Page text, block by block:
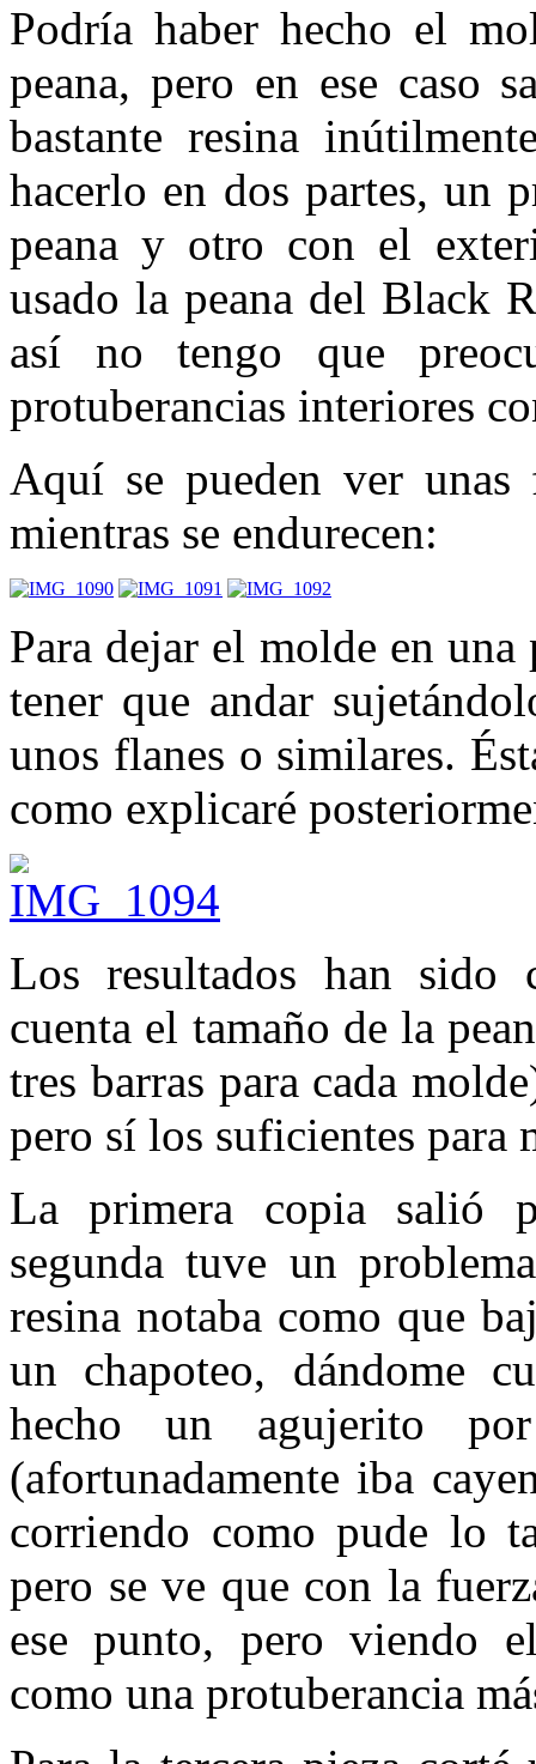
Podría haber hecho el
peana, pero en ese caso
bastante resina
hacerlo en dos partes, un
peana y otro con el
usado la peana del Black
así no tengo que
protuberancias interiores
Aquí se pueden ver unas
mientras se endurecen:
Para dejar el molde en
tener que andar
unos flanes o similares.
como explicaré
Los resultados han sido
cuenta el tamaño de la
tres barras para cada
pero sí los suficientes para
La primera copia salió
segunda tuve un
resina notaba como que
un chapoteo, dándome
hecho un agujerito
(afortunadamente iba
corriendo como pude lo
pero se ve que con la
ese punto, pero viendo
como una protuberancia